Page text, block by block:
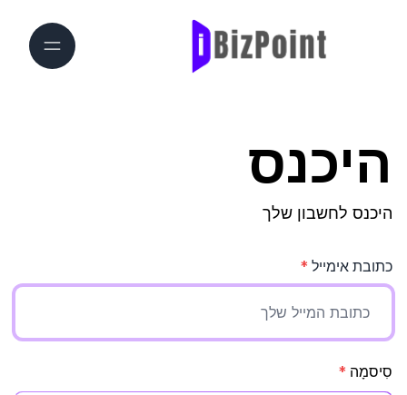
היכנס
היכנס לחשבון שלך
כתובת אימייל *
סִיסמָה *